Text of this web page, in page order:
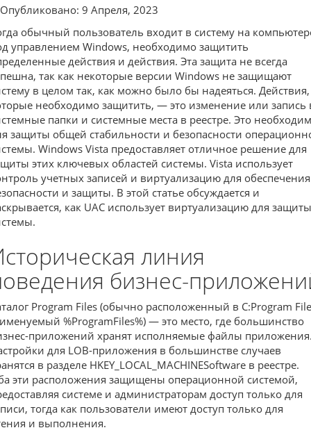
Опубликовано: 9 Апреля, 2023
обычный пользователь входит в систему на
управлением Windows, необходимо защитить
действия и действия. Эта защита не всегда
так как некоторые версии Windows не защищают
в целом так, как можно было бы надеяться. Действия,
необходимо защитить, — это изменение или запись
папки и системные места в реестре. Это
защиты общей стабильности и безопасности
Windows Vista предоставляет отличное решение для
этих ключевых областей системы. Vista использует
учетных записей и виртуализацию для обеспечения
и защиты. В этой статье обсуждается и
как UAC использует виртуализацию для защиты
линия
бизнес-
Program Files (обычно расположенный в C:Program
%ProgramFiles%) — это место, где большинство
приложений хранят исполняемые файлы
для LOB-приложения в большинстве случаев
в разделе HKEY_LOCAL_MACHINESoftware в реестре.
эти расположения защищены операционной системой,
системе и администраторам доступ только для
тогда как пользователи имеют доступ только для
и выполнения.